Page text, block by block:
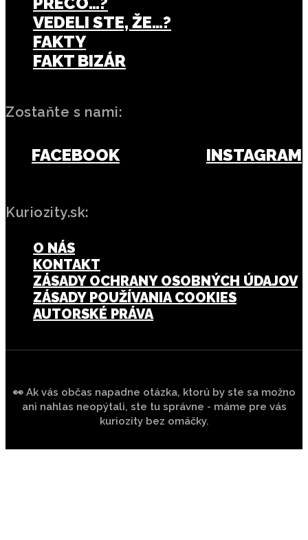
VEDELI STE, ŽE…?
FAKTY
FAKT BIZÁR
Zostaňte s nami:
FACEBOOK INSTAGRAM
Kuriozity.sk:
O NÁS
KONTAKT
ZÁSADY OCHRANY OSOBNÝCH ÚDAJOV
ZÁSADY POUŽÍVANIA COOKIES
AUTORSKÉ PRÁVA
👀 Ak vás občas napadne otázka, ktorú by ste sa možno
ani nahlas neopýtali, ste tu správne - máme pre vás
kuriozity bez omáčky.